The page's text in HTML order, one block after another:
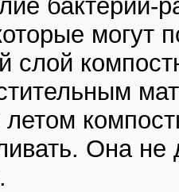
бактерий-
могут
слой
Она не